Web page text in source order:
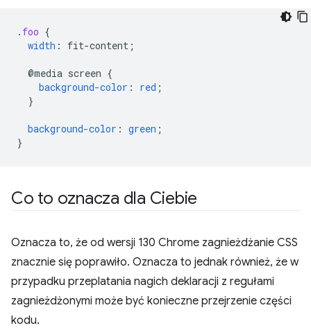
. foo {
width : fit-content ;
@media screen {
background-color : red ;
}
background-color : green ;
}
Co to oznacza dla Ciebie
Oznacza to, że od wersji 130 Chrome zagnieżdżanie CSS
znacznie się poprawiło. Oznacza to jednak również, że w
przypadku przeplatania nagich deklaracji z regułami
zagnieżdżonymi może być konieczne przejrzenie części
kodu.